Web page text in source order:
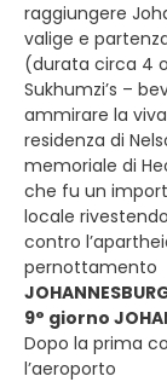
raggiungere
valige e
(durata circa 4
Sukhumzi’s –
ammirare la
residenza di
memoriale di
che fu un
locale
contro
pernottamento
9° giorno
Dopo la prima
l’aeroporto